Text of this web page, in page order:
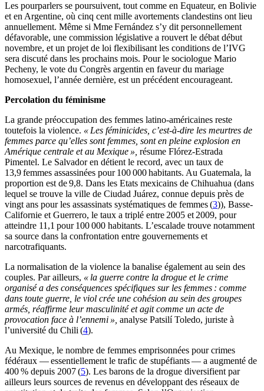
Les pourparlers se poursuivent, tout comme en Equateur, en Bolivie
et en Argentine, où cinq cent mille avortements clandestins ont lieu
annuellement. Même si Mme Fernández s’y dit personnellement
défavorable, une commission législative a rouvert le débat début
novembre, et un projet de loi flexibilisant les conditions de l’IVG
sera discuté dans les prochains mois. Pour le sociologue Mario
Pecheny, le vote du Congrès argentin en faveur du mariage
homosexuel, l’année dernière, est un précédent encourageant.
Percolation du féminisme
La grande préoccupation des femmes latino-américaines reste
toutefois la violence. « Les féminicides, c’est-à-dire les meurtres de
femmes parce qu’elles sont femmes, sont en pleine explosion en
Amérique centrale et au Mexique », résume Flórez-Estrada
Pimentel. Le Salvador en détient le record, avec un taux de
13,9 femmes assassinées pour 100 000 habitants. Au Guatemala, la
proportion est de 9,8. Dans les Etats mexicains de Chihuahua (dans
lequel se trouve la ville de Ciudad Juárez, connue depuis près de
vingt ans pour les assassinats systématiques de femmes (3)), Basse-
Californie et Guerrero, le taux a triplé entre 2005 et 2009, pour
atteindre 11,1 pour 100 000 habitants. L’escalade trouve notamment
sa source dans la confrontation entre gouvernements et
narcotrafiquants.
La normalisation de la violence la banalise également au sein des
couples. Par ailleurs, « la guerre contre la drogue et le crime
organisé a des conséquences spécifiques sur les femmes : comme
dans toute guerre, le viol crée une cohésion au sein des groupes
armés, réaffirme leur masculinité et agit comme un acte de
provocation face à l’ennemi », analyse Patsilí Toledo, juriste à
l’université du Chili (4).
Au Mexique, le nombre de femmes emprisonnées pour crimes
fédéraux — essentiellement le trafic de stupéfiants — a augmenté de
400 % depuis 2007 (5). Les barons de la drogue diversifient par
ailleurs leurs sources de revenus en développant des réseaux de